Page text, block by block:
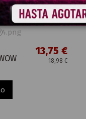
13,75 €
18,98 €